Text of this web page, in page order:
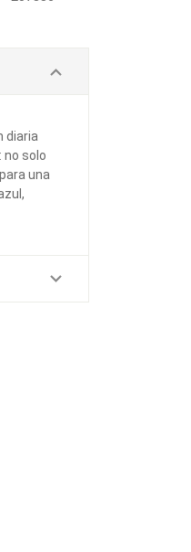
diaria
no solo
una